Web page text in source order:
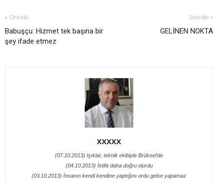
« Önceki
Babuşçu: Hizmet tek başına bir
şey ifade etmez
Sonraki »
GELİNEN NOKTA
XXXXX
(07.10.2013) Işıklar, teknik ekibiyle Brüksel’de
(04.10.2013) İstifa daha doğru olurdu
(03.10.2013) İnsanın kendi kendine yaptığını ordu gelse yapamaz